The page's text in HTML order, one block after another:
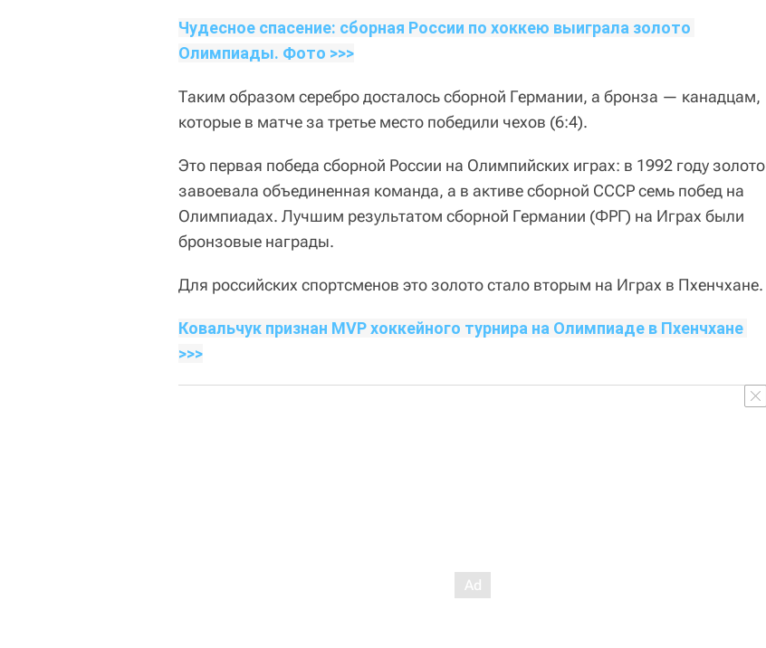
Чудесное спасение: сборная России по хоккею выиграла золото
Олимпиады. Фото >>>
Таким образом серебро досталось сборной Германии, а бронза — канадцам,
которые в матче за третье место победили чехов (6:4).
Это первая победа сборной России на Олимпийских играх: в 1992 году золото
завоевала объединенная команда, а в активе сборной СССР семь побед на
Олимпиадах. Лучшим результатом сборной Германии (ФРГ) на Играх были
бронзовые награды.
Для российских спортсменов это золото стало вторым на Играх в Пхенчхане.
Ковальчук признан MVP хоккейного турнира на Олимпиаде в Пхенчхане
>>>